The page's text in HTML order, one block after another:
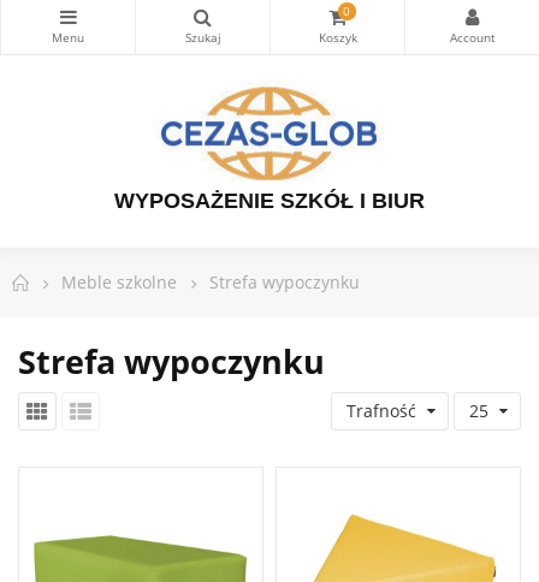
0
WYPOSAŻENIE SZKÓŁ I BIUR
Meble szkolne Strefa wypoczynku
Strefa wypoczynku
Trafność 25